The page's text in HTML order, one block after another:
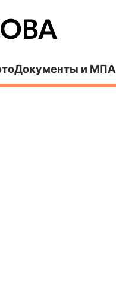
Документы и МПА